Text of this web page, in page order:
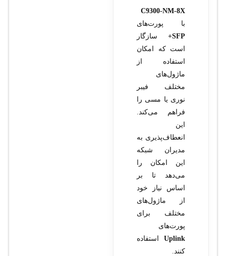
C9300-NM-8X
با پورت‌های
SFP+ سازگار
است که امکان
استفاده از
ماژول‌های
مختلف فیبر
نوری یا مسی را
فراهم می‌کند.
این
انعطاف‌پذیری به
مدیران شبکه
این امکان را
می‌دهد تا بر
اساس نیاز خود
از ماژول‌های
مختلف برای
پورت‌های
Uplinkاستفاده
کنند.